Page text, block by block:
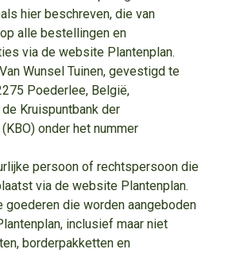
hier beschreven, die van
alle bestellingen en
via de website Plantenplan.
Wunsel Tuinen, gevestigd te
Poederlee, België,
Kruispuntbank der
onder het nummer
persoon of rechtspersoon die
via de website Plantenplan.
goederen die worden aangeboden
inclusief maar niet
borderpakketten en